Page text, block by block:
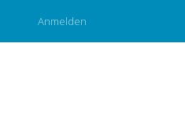
Anmelden